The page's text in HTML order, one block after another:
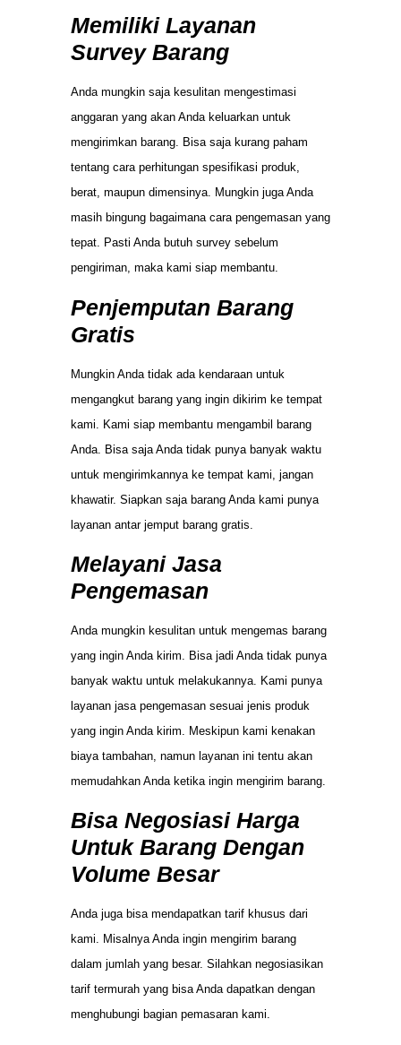
Memiliki Layanan
Survey Barang
Anda mungkin saja kesulitan mengestimasi
anggaran yang akan Anda keluarkan untuk
mengirimkan barang. Bisa saja kurang paham
tentang cara perhitungan spesifikasi produk,
berat, maupun dimensinya. Mungkin juga Anda
masih bingung bagaimana cara pengemasan yang
tepat. Pasti Anda butuh survey sebelum
pengiriman, maka kami siap membantu.
Penjemputan Barang
Gratis
Mungkin Anda tidak ada kendaraan untuk
mengangkut barang yang ingin dikirim ke tempat
kami. Kami siap membantu mengambil barang
Anda. Bisa saja Anda tidak punya banyak waktu
untuk mengirimkannya ke tempat kami, jangan
khawatir. Siapkan saja barang Anda kami punya
layanan antar jemput barang gratis.
Melayani Jasa
Pengemasan
Anda mungkin kesulitan untuk mengemas barang
yang ingin Anda kirim. Bisa jadi Anda tidak punya
banyak waktu untuk melakukannya. Kami punya
layanan jasa pengemasan sesuai jenis produk
yang ingin Anda kirim. Meskipun kami kenakan
biaya tambahan, namun layanan ini tentu akan
memudahkan Anda ketika ingin mengirim barang.
Bisa Negosiasi Harga
Untuk Barang Dengan
Volume Besar
Anda juga bisa mendapatkan tarif khusus dari
kami. Misalnya Anda ingin mengirim barang
dalam jumlah yang besar. Silahkan negosiasikan
tarif termurah yang bisa Anda dapatkan dengan
menghubungi bagian pemasaran kami.